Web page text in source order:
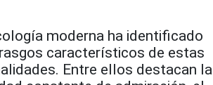
moderna ha identificado
característicos de estas
Entre ellos destacan la